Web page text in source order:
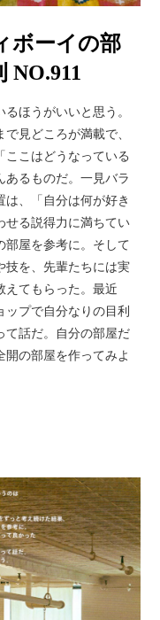
ボーイの部
NO.911
ほうがいいと思う。
見どころが満載で、
ここはどうなっている
あるものだ。一見バラ
、「自分は何が好き
せる説得力に満ちてい
部屋を参考に。そして
技を、先輩たちには実
えてもらった。最近
プで自分なりの目利
て話だ。自分の部屋だ
開の部屋を作ってみよ